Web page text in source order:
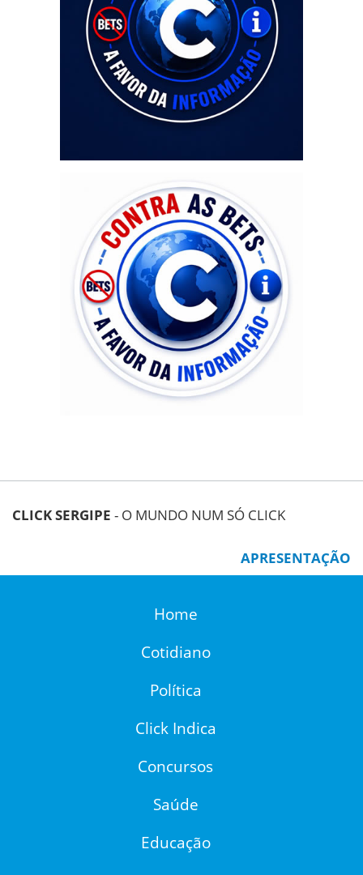
CLICK SERGIPE - O MUNDO NUM SÓ CLICK
APRESENTAÇÃO
Home
Cotidiano
Política
Click Indica
Concursos
Saúde
Educação